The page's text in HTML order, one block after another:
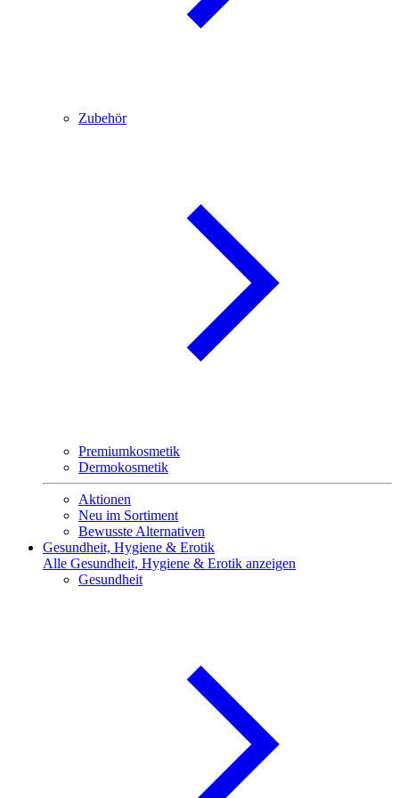
Zubehör
Premiumkosmetik
Dermokosmetik
Aktionen
Neu im Sortiment
Bewusste Alternativen
Gesundheit, Hygiene & Erotik
Alle Gesundheit, Hygiene & Erotik anzeigen
Gesundheit